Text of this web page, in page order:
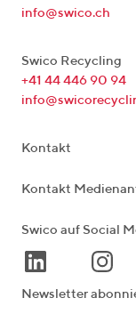
info@swico.ch
Swico Recycling
+41 44 446 90 94
Kontakt
Kontakt
Swico auf Social
Newsletter